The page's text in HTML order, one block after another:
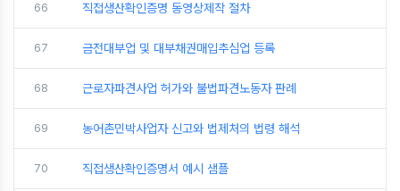
66 직접생산확인증명 동영상제작 절차
67 금전대부업 및 대부채권매입추심업 등록
68 근로자파견사업 허가와 불법파견노동자 판례
69 농어촌민박사업자 신고와 법제처의 법령 해석
70 직접생산확인증명서 예시 샘플